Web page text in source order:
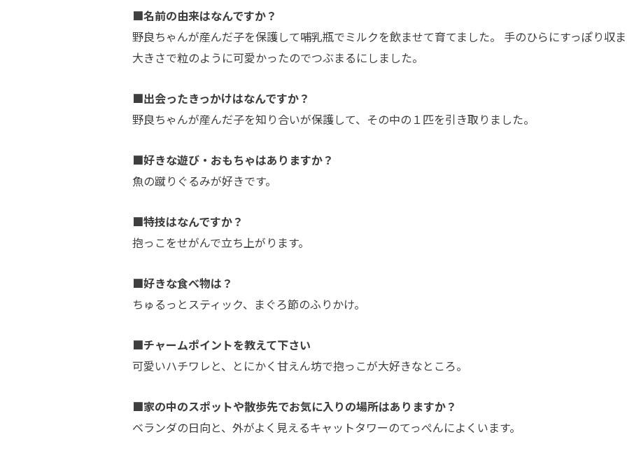
■名前の由来はなんですか？
野良ちゃんが産んだ子を保護して哺乳瓶でミルクを飲ませて育てました。 手のひらにすっぽり収
大きさで粒のように可愛かったのでつぶまるにしました。
■出会ったきっかけはなんですか？
野良ちゃんが産んだ子を知り合いが保護して、その中の１匹を引き取りました。
■好きな遊び・おもちゃはありますか？
魚の蹴りぐるみが好きです。
■特技はなんですか？
抱っこをせがんで立ち上がります。
■好きな食べ物は？
ちゅるっとスティック、まぐろ節のふりかけ。
■チャームポイントを教えて下さい
可愛いハチワレと、とにかく甘えん坊で抱っこが大好きなところ。
■家の中のスポットや散歩先でお気に入りの場所はありますか？
ベランダの日向と、外がよく見えるキャットタワーのてっぺんによくいます。